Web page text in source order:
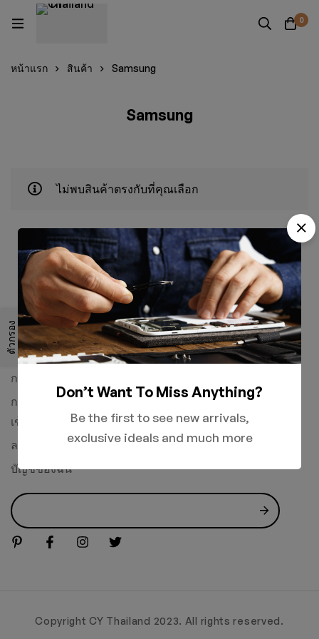
0
หน้าแรก สินค้า Samsung
Samsung
ตัวกรอง
ไม่พบสินค้าตรงกับที่คุณเลือก
ติดต่อเรา
การรับประกัน
การจัดส่ง
เข้าสู่ระบบ
ลงทะเบียน
บัญชีของฉัน
Copyright CY Thailand 2023. All rights reserved.
Don’t Want To Miss Anything?
Be the first to see new arrivals,
exclusive ideals and much more